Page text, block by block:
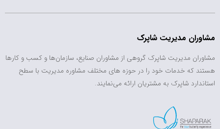
مشاوران مدیریت شاپرک
مشاوران مدیریت شاپرک گروهی از مشاوران صنایع، سازمان‌ها و کسب و کارها
هستند که خدمات خود را در حوزه های مختلف مشاوره مدیریت با سطح
استاندارد شاپرک به مشتریان ارائه می‌نمایند.